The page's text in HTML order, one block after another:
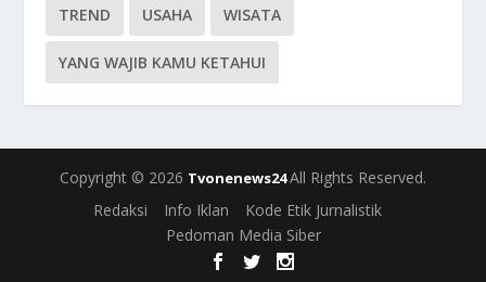
TREND USAHA WISATA
YANG WAJIB KAMU KETAHUI
Copyright © 2026 Tvonenews24All Rights Reserved.
Redaksi
Info Iklan
Kode Etik Jurnalistik
Pedoman Media Siber